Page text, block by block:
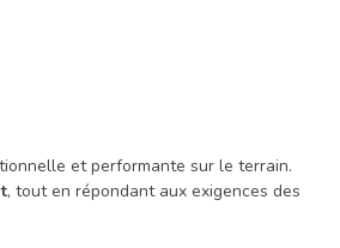
et performante sur le terrain.
, tout en répondant aux exigences des